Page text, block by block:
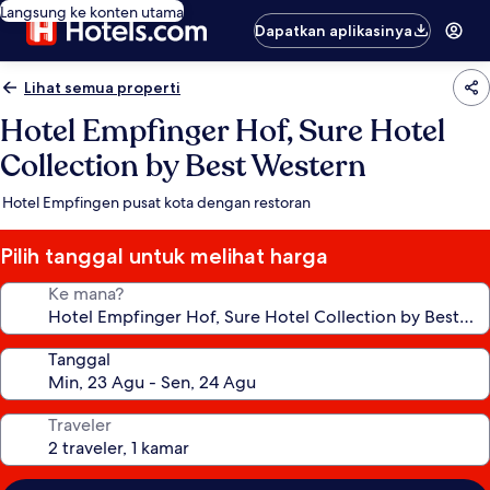
Langsung ke konten utama
Dapatkan aplikasinya
Lihat semua properti
Hotel Empfinger Hof, Sure Hotel
Collection by Best Western
Hotel Empfingen pusat kota dengan restoran
Pilih tanggal untuk melihat harga
Ke mana?
Tanggal
Traveler